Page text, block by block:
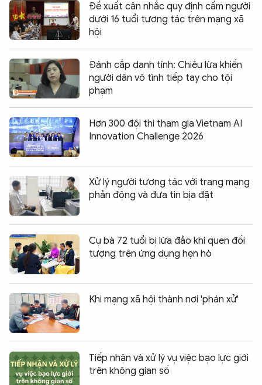
Đề xuất cân nhắc quy định cấm người
dưới 16 tuổi tương tác trên mạng xã
hội
Đánh cắp danh tính: Chiêu lừa khiến
người dân vô tình tiếp tay cho tội
phạm
Hơn 300 đội thi tham gia Vietnam AI
Innovation Challenge 2026
Xử lý người tương tác với trang mạng
phản động và đưa tin bịa đặt
Cụ bà 72 tuổi bị lừa đảo khi quen đối
tượng trên ứng dụng hẹn hò
Khi mạng xã hội thành nơi 'phán xử'
Tiếp nhận và xử lý vụ việc bạo lực giới
trên không gian số